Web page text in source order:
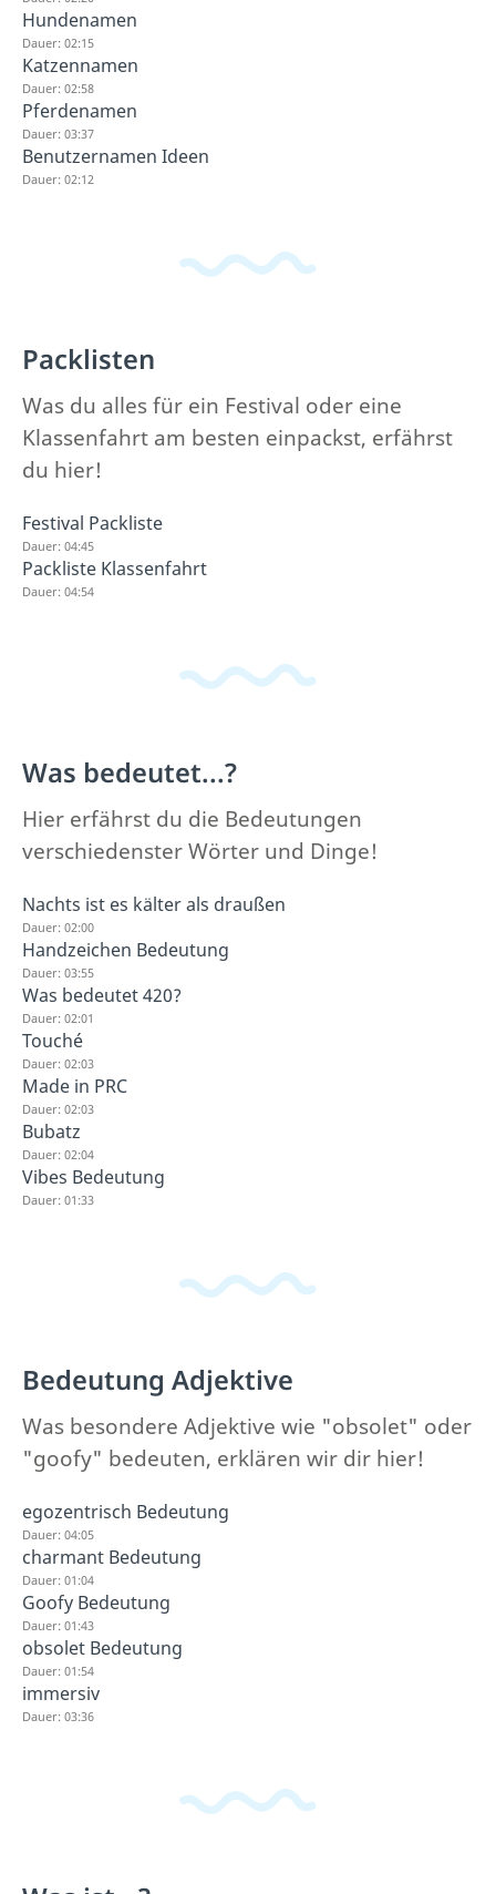
Hundenamen
Dauer: 02:15
Katzennamen
Dauer: 02:58
Pferdenamen
Dauer: 03:37
Benutzernamen Ideen
Dauer: 02:12
Packlisten
Was du alles für ein Festival oder eine
Klassenfahrt am besten einpackst, erfährst
du hier!
Festival Packliste
Dauer: 04:45
Packliste Klassenfahrt
Dauer: 04:54
Was bedeutet...?
Hier erfährst du die Bedeutungen
verschiedenster Wörter und Dinge!
Nachts ist es kälter als draußen
Dauer: 02:00
Handzeichen Bedeutung
Dauer: 03:55
Was bedeutet 420?
Dauer: 02:01
Touché
Dauer: 02:03
Made in PRC
Dauer: 02:03
Bubatz
Dauer: 02:04
Vibes Bedeutung
Dauer: 01:33
Bedeutung Adjektive
Was besondere Adjektive wie "obsolet" oder
"goofy" bedeuten, erklären wir dir hier!
egozentrisch Bedeutung
Dauer: 04:05
charmant Bedeutung
Dauer: 01:04
Goofy Bedeutung
Dauer: 01:43
obsolet Bedeutung
Dauer: 01:54
immersiv
Dauer: 03:36